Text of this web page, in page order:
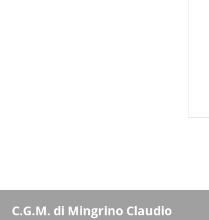
C.G.M. di Mingrino Claudio